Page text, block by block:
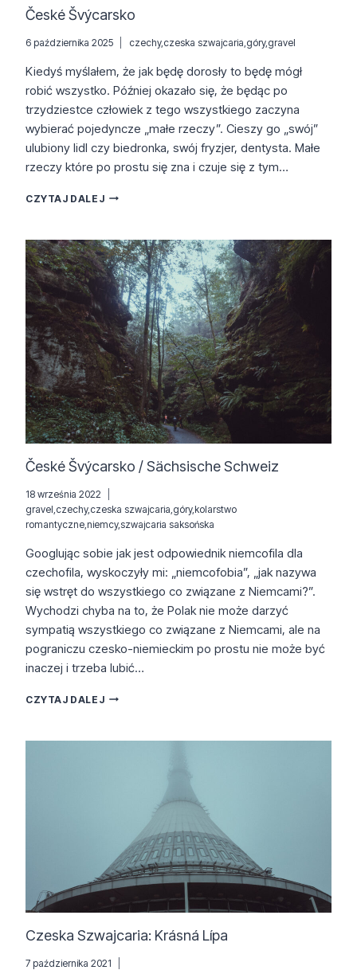
České Švýcarsko
6 października 2025 czechy, czeska szwajcaria góry, gravel
Kiedyś myślałem, że jak będę dorosły to będę mógł
robić wszystko. Później okazało się, że będąc po
trzydziestce człowiek z tego wszystkiego zaczyna
wybierać pojedyncze „małe rzeczy”. Cieszy go „swój”
ulubiony lidl czy biedronka, swój fryzjer, dentysta. Małe
rzeczy które po prostu się zna i czuje się z tym…
CZYTAJ DALEJČESKÉ
České Švýcarsko / Sächsische Schweiz
18 września 2022
gravel czechy, czeska szwajcaria góry, kolarstwo
romantyczne niemcy, szwajcaria saksońska
Googlując sobie jak jest odpowiednik niemcofila dla
czechofila, wyskoczyły mi: „niemcofobia”, „jak nazywa
się wstręt do wszystkiego co związane z Niemcami?”.
Wychodzi chyba na to, że Polak nie może darzyć
sympatią wszystkiego co związane z Niemcami, ale na
pograniczu czesko-niemieckim po prostu nie może być
inaczej i trzeba lubić…
CZYTAJ DALEJČESKÉ
SÄCHSISCHE
Czeska Szwajcaria: Krásná Lípa
7 października 2021